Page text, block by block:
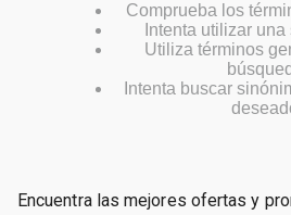
Comprueba los
Intenta utilizar
Utiliza términos
Intenta buscar
Encuentra las mejores ofertas y